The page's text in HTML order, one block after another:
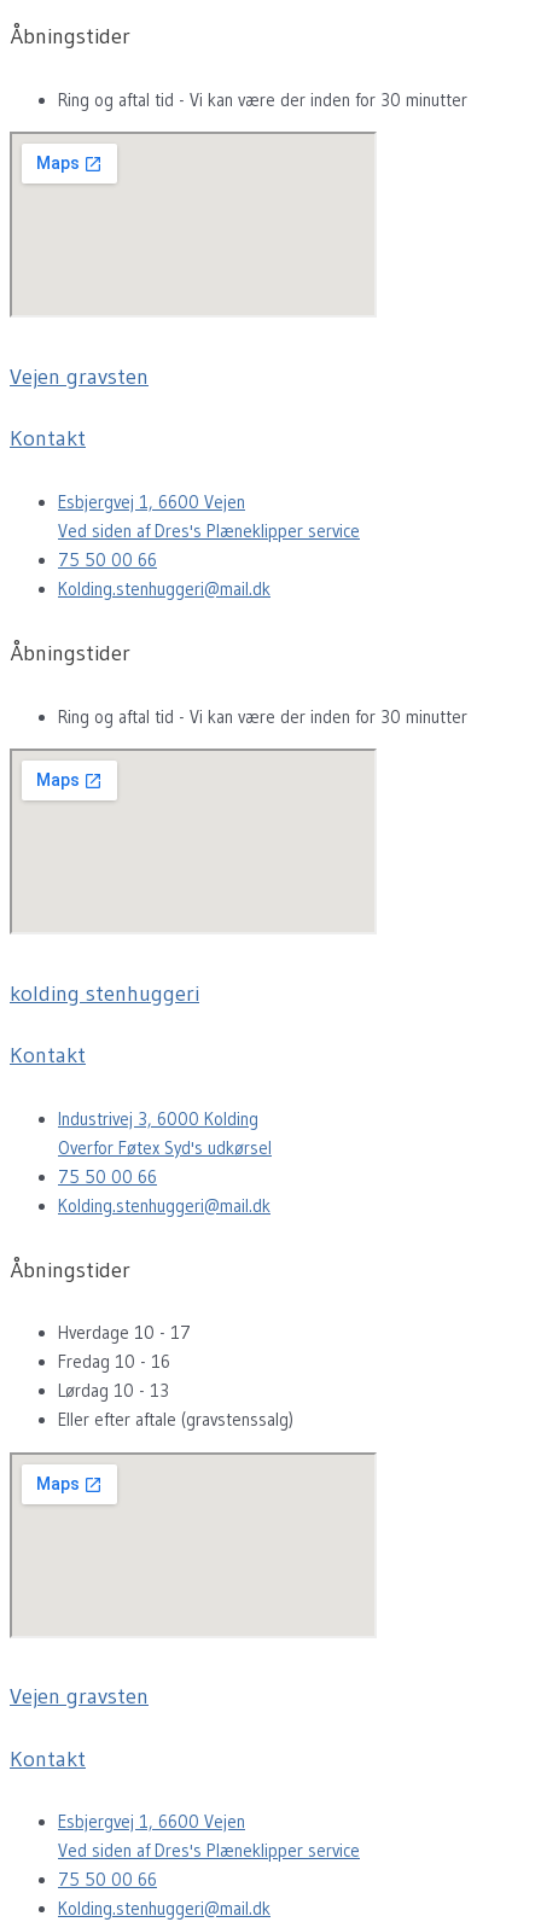
Åbningstider
Ring og aftal tid - Vi kan være der inden for 30 minutter
Vejen gravsten
Kontakt
Esbjergvej 1, 6600 Vejen
Ved siden af Dres's Plæneklipper service
75 50 00 66
Kolding.stenhuggeri@mail.dk
Åbningstider
Ring og aftal tid - Vi kan være der inden for 30 minutter
kolding stenhuggeri
Kontakt
Industrivej 3, 6000 Kolding
Overfor Føtex Syd's udkørsel
75 50 00 66
Kolding.stenhuggeri@mail.dk
Åbningstider
Hverdage 10 - 17
Fredag 10 - 16
Lørdag 10 - 13
Eller efter aftale (gravstenssalg)
Vejen gravsten
Kontakt
Esbjergvej 1, 6600 Vejen
Ved siden af Dres's Plæneklipper service
75 50 00 66
Kolding.stenhuggeri@mail.dk